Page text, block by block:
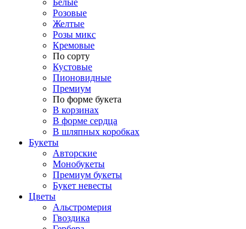
Белые
Розовые
Желтые
Розы микс
Кремовые
По сорту
Кустовые
Пионовидные
Премиум
По форме букета
В корзинах
В форме сердца
В шляпных коробках
Букеты
Авторские
Монобукеты
Премиум букеты
Букет невесты
Цветы
Альстромерия
Гвоздика